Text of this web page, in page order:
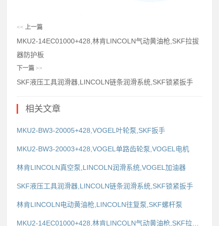
<< 上一篇
MKU2-14EC01000+428,林肯LINCOLN气动黄油枪,SKF拉拔
器防护板
下一篇 >>
SKF液压工具润滑器,LINCOLN链条润滑系统,SKF锁紧扳手
相关文章
MKU2-BW3-20005+428,VOGEL叶轮泵,SKF扳手
MKU2-BW3-20003+428,VOGEL单路齿轮泵,VOGEL电机
林肯LINCOLN真空泵,LINCOLN润滑系统,VOGEL加油器
SKF液压工具润滑器,LINCOLN链条润滑系统,SKF锁紧扳手
林肯LINCOLN电动黄油枪,LINCOLN往复泵,SKF螺杆泵